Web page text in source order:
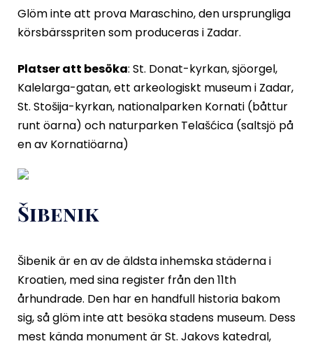
Glöm inte att prova Maraschino, den ursprungliga
körsbärsspriten som produceras i Zadar.
Platser att besöka: St. Donat-kyrkan, sjöorgel,
Kalelarga-gatan, ett arkeologiskt museum i Zadar,
St. Stošija-kyrkan, nationalparken Kornati (båttur
runt öarna) och naturparken Telašćica (saltsjö på
en av Kornatiöarna)
Šibenik
Šibenik är en av de äldsta inhemska städerna i
Kroatien, med sina register från den 11th
århundrade. Den har en handfull historia bakom
sig, så glöm inte att besöka stadens museum. Dess
mest kända monument är St. Jakovs katedral,